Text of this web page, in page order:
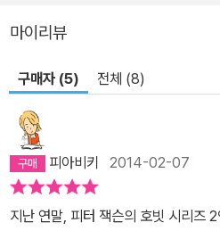
마이리뷰
구매자 (5) 전체 (8)
피아비키 2014-02-07
지난 연말, 피터 잭슨의 호빗 시리즈